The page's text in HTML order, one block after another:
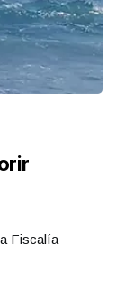
Fiscalía